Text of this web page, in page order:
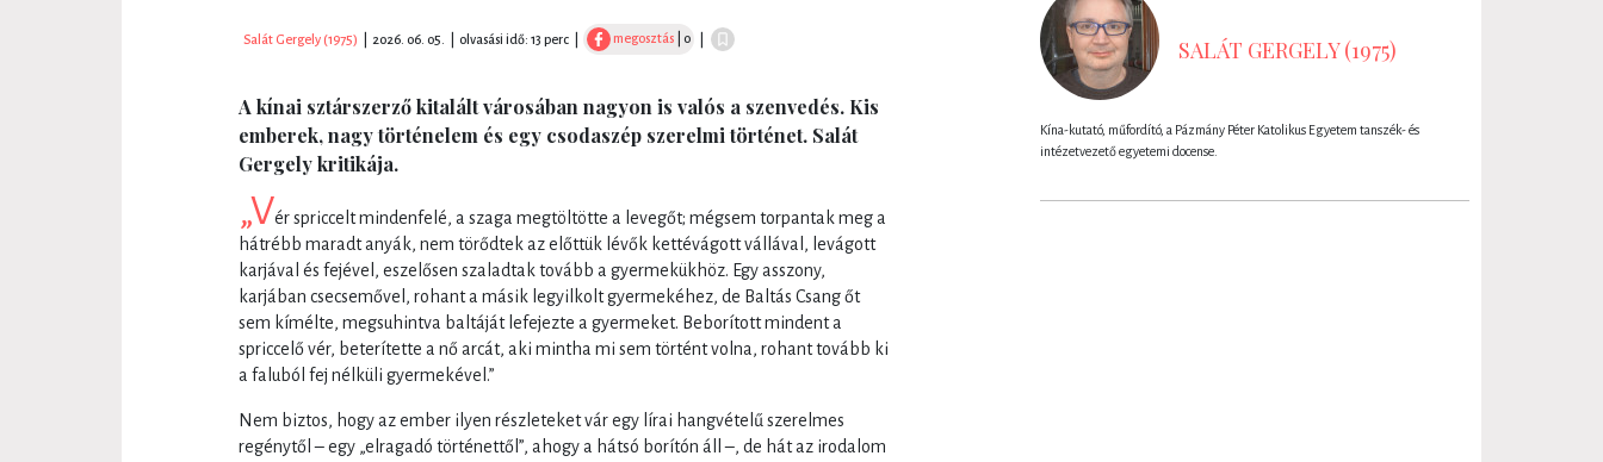
Salát Gergely (1975) 2026. 06. 05. olvasási idő: 13 perc megosztás | 0
A kínai sztárszerző kitalált városában nagyon is valós a szenvedés. Kis
emberek, nagy történelem és egy csodaszép szerelmi történet. Salát
Gergely kritikája.
„Vér spriccelt mindenfelé, a szaga megtöltötte a levegőt; mégsem torpantak meg a
hátrébb maradt anyák, nem törődtek az előttük lévők kettévágott vállával, levágott
karjával és fejével, eszelősen szaladtak tovább a gyermekükhöz. Egy asszony,
karjában csecsemővel, rohant a másik legyilkolt gyermekéhez, de Baltás Csang őt
sem kímélte, megsuhintva baltáját lefejezte a gyermeket. Beborított mindent a
spriccelő vér, beterítette a nő arcát, aki mintha mi sem történt volna, rohant tovább ki
a faluból fej nélküli gyermekével.”
Nem biztos, hogy az ember ilyen részleteket vár egy lírai hangvételű szerelmes
regénytől – egy „elragadó történettől”, ahogy a hátsó borítón áll –, de hát az irodalom
SALÁT GERGELY (1975)
Kína-kutató, műfordító, a Pázmány Péter Katolikus Egyetem tanszék- és
intézetvezető egyetemi docense.